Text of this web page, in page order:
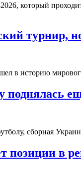
который
турнир,
в историю
поднялась
сборная
позиции в